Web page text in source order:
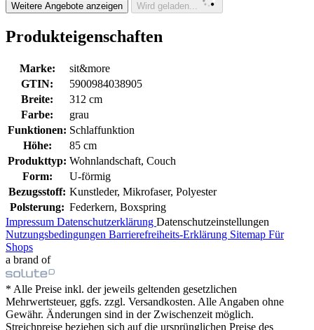
Weitere Angebote anzeigen Wird geladen...
Produkteigenschaften
Marke:
sit&more
GTIN:
5900984038905
Breite:
312 cm
Farbe:
grau
Funktionen: Schlaffunktion
Höhe:
85 cm
Produkttyp: Wohnlandschaft, Couch
Form:
U-förmig
Bezugsstoff: Kunstleder, Mikrofaser, Polyester
Polsterung: Federkern, Boxspring
Impressum Datenschutzerklärung Datenschutzeinstellungen
Nutzungsbedingungen Barrierefreiheits-Erklärung Sitemap Für
Shops
a brand of
* Alle Preise inkl. der jeweils geltenden gesetzlichen
Mehrwertsteuer, ggfs. zzgl. Versandkosten. Alle Angaben ohne
Gewähr. Änderungen sind in der Zwischenzeit möglich.
Streichpreise beziehen sich auf die ursprünglichen Preise des